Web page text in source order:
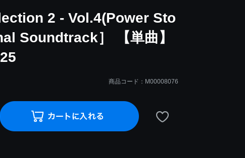
2 - Vol.4(Power Sto
Soundtrack］ 【単曲】
商品コード：M00008076